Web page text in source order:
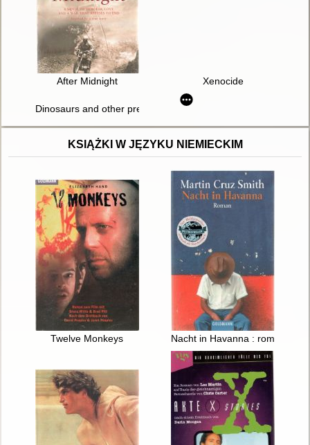
After Midnight Xenocide
Dinosaurs and other prehistoric animals
KSIĄŻKI W JĘZYKU NIEMIECKIM
Twelve Monkeys Nacht in Havanna : roman